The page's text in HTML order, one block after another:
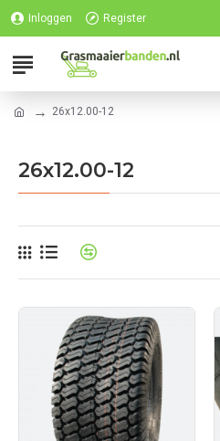
Inloggen Register
26x12.00-12
26x12.00-12